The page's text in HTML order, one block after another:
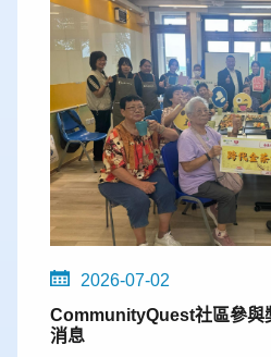
2026-07-02
CommunityQuest社區參
消息